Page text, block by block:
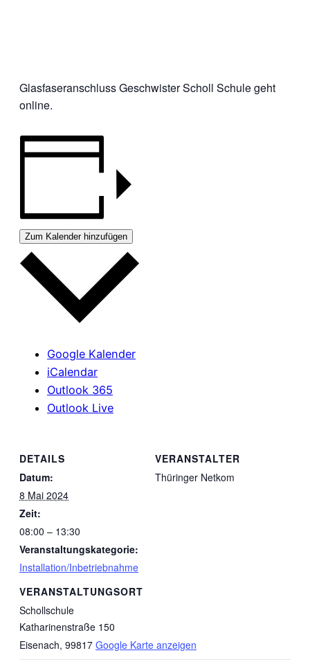
Glasfaseranschluss Geschwister Scholl Schule geht
online.
Zum Kalender hinzufügen
Google Kalender
iCalendar
Outlook 365
Outlook Live
DETAILS
Datum:
8 Mai 2024
Zeit:
08:00 – 13:30
Veranstaltungskategorie:
Installation/Inbetriebnahme
VERANSTALTUNGSORT
Schollschule
Katharinenstraße 150
Eisenach, 99817 Google Karte anzeigen
VERANSTALTER
Thüringer Netkom